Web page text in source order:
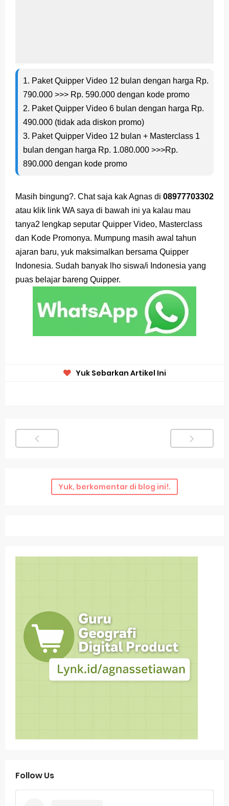
1. Paket Quipper Video 12 bulan dengan harga Rp.
790.000 >>> Rp. 590.000 dengan kode promo
2. Paket Quipper Video 6 bulan dengan harga Rp.
490.000 (tidak ada diskon promo)
3. Paket Quipper Video 12 bulan + Masterclass 1
bulan dengan harga Rp. 1.080.000 >>>Rp.
890.000 dengan kode promo
Masih bingung?. Chat saja kak Agnas di 08977703302
atau klik link WA saya di bawah ini ya kalau mau
tanya2 lengkap seputar Quipper Video, Masterclass
dan Kode Promonya. Mumpung masih awal tahun
ajaran baru, yuk maksimalkan bersama Quipper
Indonesia. Sudah banyak lho siswa/i Indonesia yang
puas belajar bareng Quipper.
Yuk Sebarkan Artikel Ini
Yuk, berkomentar di blog ini!.
Follow Us